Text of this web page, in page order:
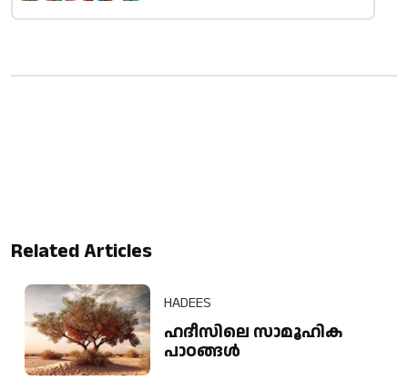
Related Articles
HADEES
ഹദീസിലെ സാമൂഹിക
പാഠങ്ങൾ